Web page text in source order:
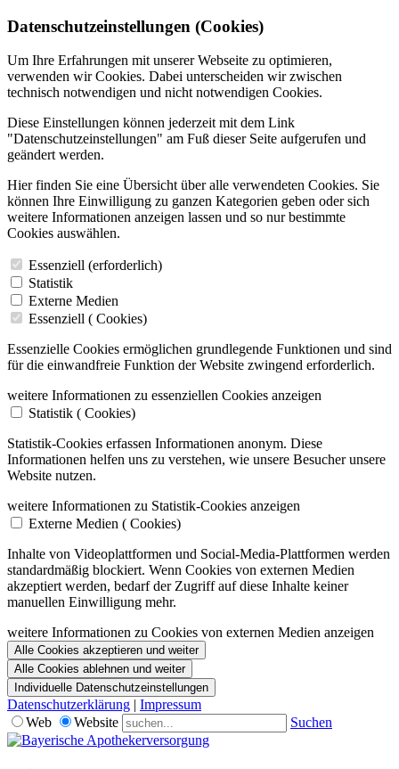
Datenschutzeinstellungen (Cookies)
Um Ihre Erfahrungen mit unserer Webseite zu optimieren,
verwenden wir Cookies. Dabei unterscheiden wir zwischen
technisch notwendigen und nicht notwendigen Cookies.
Diese Einstellungen können jederzeit mit dem Link
"Datenschutzeinstellungen" am Fuß dieser Seite aufgerufen und
geändert werden.
Hier finden Sie eine Übersicht über alle verwendeten Cookies. Sie
können Ihre Einwilligung zu ganzen Kategorien geben oder sich
weitere Informationen anzeigen lassen und so nur bestimmte
Cookies auswählen.
Essenziell (erforderlich)
Statistik
Externe Medien
Essenziell ( Cookies)
Essenzielle Cookies ermöglichen grundlegende Funktionen und sind
für die einwandfreie Funktion der Website zwingend erforderlich.
weitere Informationen zu essenziellen Cookies anzeigen
Statistik ( Cookies)
Statistik-Cookies erfassen Informationen anonym. Diese
Informationen helfen uns zu verstehen, wie unsere Besucher unsere
Website nutzen.
weitere Informationen zu Statistik-Cookies anzeigen
Externe Medien ( Cookies)
Inhalte von Videoplattformen und Social-Media-Plattformen werden
standardmäßig blockiert. Wenn Cookies von externen Medien
akzeptiert werden, bedarf der Zugriff auf diese Inhalte keiner
manuellen Einwilligung mehr.
weitere Informationen zu Cookies von externen Medien anzeigen
Alle Cookies akzeptieren und weiter
Alle Cookies ablehnen und weiter
Individuelle Datenschutzeinstellungen
Datenschutzerklärung | Impressum
Web
Website Suchen